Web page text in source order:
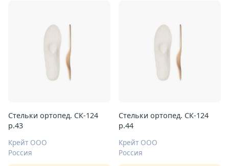
Стельки ортопед. СК-124
р.43
Крейт ООО
Россия
Стельки ортопед. СК-124
р.44
Крейт ООО
Россия